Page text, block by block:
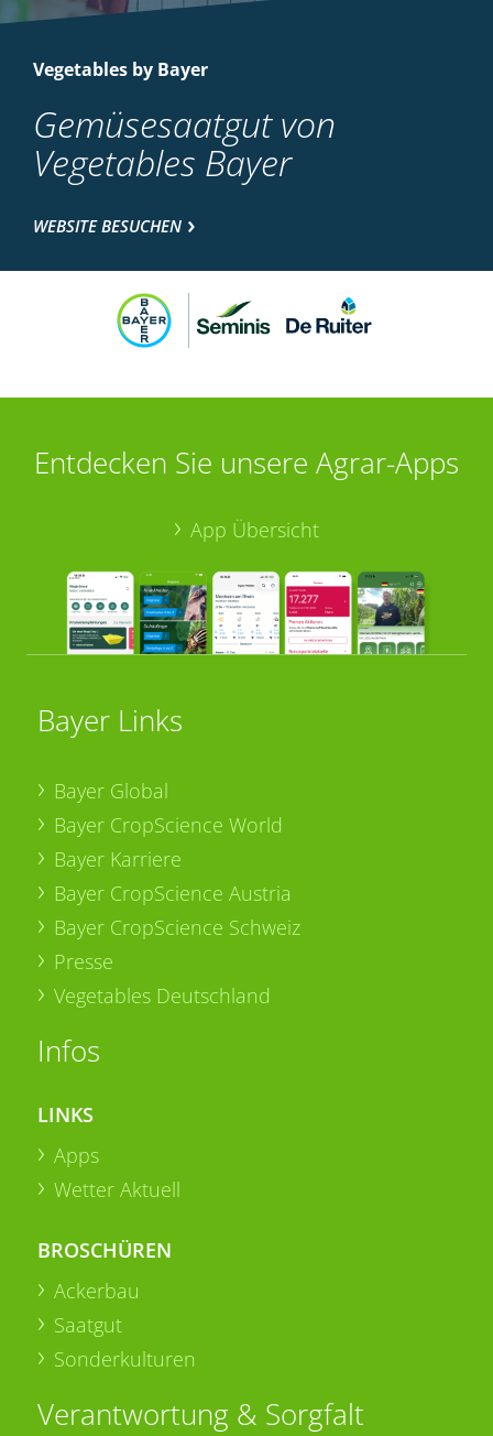
Vegetables by Bayer
Gemüsesaatgut von
Vegetables Bayer
WEBSITE BESUCHEN
Entdecken Sie unsere Agrar-Apps
App Übersicht
Bayer Links
Bayer Global
Bayer CropScience World
Bayer Karriere
Bayer CropScience Austria
Bayer CropScience Schweiz
Presse
Vegetables Deutschland
Infos
LINKS
Apps
Wetter Aktuell
BROSCHÜREN
Ackerbau
Saatgut
Sonderkulturen
Verantwortung & Sorgfalt